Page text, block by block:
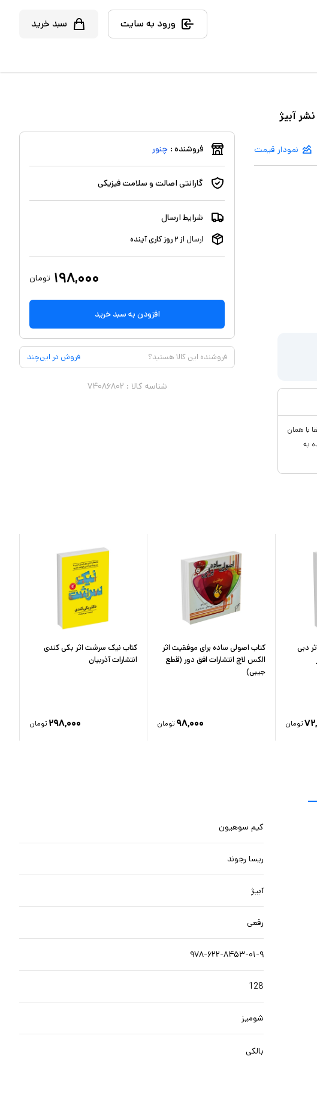
ورود به سایت سبد خرید
آبیژ
نمودار قیمت
با همان
به
فروشنده : چنور
گارانتی اصالت و سلامت فیزیکی
شرایط ارسال
ارسال از ۲ روز کاری آینده
۱۹۸,۰۰۰ تومان
افزودن به سبد خرید
فروشنده این کالا هستید؟ فروش در این‌چند
شناسه کالا : ۷۴۰۸۶۸۰۲
دبی
تومان
کتاب اصولی ساده برای موفقیت اثر
الکس لاچ انتشارات افق دور (قطع
جیبی)
۹۸,۰۰۰ تومان
کتاب نیک سرشت اثر بکی کندی
انتشارات آذربیان
۲۹۸,۰۰۰ تومان
کیم سوهیون
ریسا رجوند
آبیژ
رقعی
۹۷۸-۶۲۲-۸۴۵۳-۰۱-۹
128
شومیز
بالکی